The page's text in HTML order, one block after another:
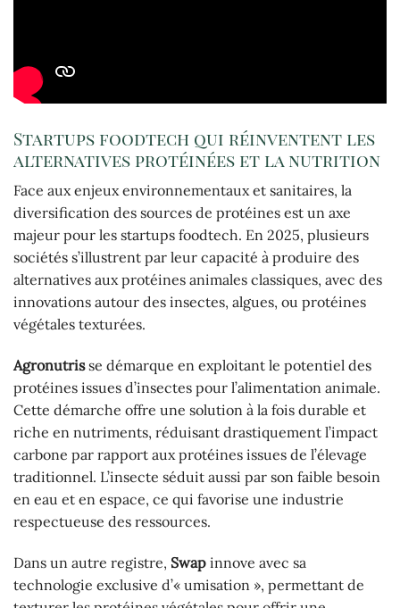
Startups foodtech qui réinventent les
alternatives protéinées et la nutrition
Face aux enjeux environnementaux et sanitaires, la
diversification des sources de protéines est un axe
majeur pour les startups foodtech. En 2025, plusieurs
sociétés s’illustrent par leur capacité à produire des
alternatives aux protéines animales classiques, avec des
innovations autour des insectes, algues, ou protéines
végétales texturées.
Agronutrisse démarque en exploitant le potentiel des
protéines issues d’insectes pour l’alimentation animale.
Cette démarche offre une solution à la fois durable et
riche en nutriments, réduisant drastiquement l’impact
carbone par rapport aux protéines issues de l’élevage
traditionnel. L’insecte séduit aussi par son faible besoin
en eau et en espace, ce qui favorise une industrie
respectueuse des ressources.
Dans un autre registre, Swap innove avec sa
technologie exclusive d’« umisation », permettant de